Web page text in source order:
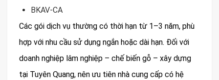
BKAV-CA
Các gói dịch vụ thường có thời hạn từ 1–3 năm, phù
hợp với nhu cầu sử dụng ngắn hoặc dài hạn. Đối với
doanh nghiệp lâm nghiệp – chế biến gỗ – xây dựng
tại Tuyên Quang, nên ưu tiên nhà cung cấp có hệ